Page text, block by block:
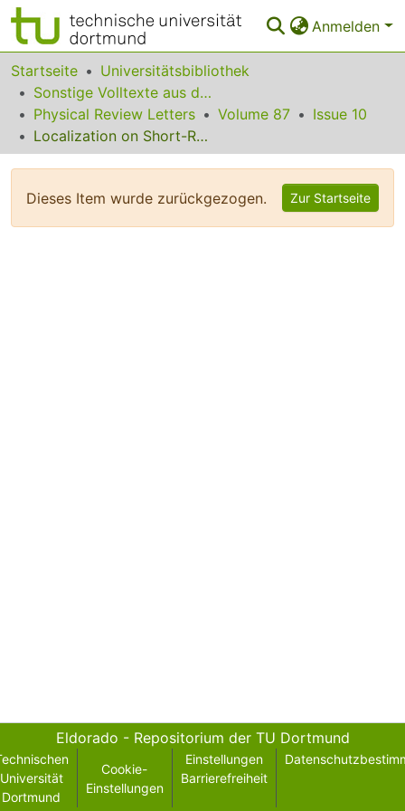
Anmelden
Bereiche & Sammlungen
Das gesamte Repositorium
Statistiken
Startseite
Universitätsbibliothek
Sonstige Volltexte aus dem Bibliotheksangebot
Physical Review Letters
Volume 87
Issue 10
Localization on Short-Range Potentials in Dissipative Quantum Mechanics
Dieses Item wurde zurückgezogen. Zur Startseite
Eldorado - Repositorium der TU Dortmund
Universität
Dortmund
Cookie-
Einstellungen
Einstellungen
Barrierefreiheit